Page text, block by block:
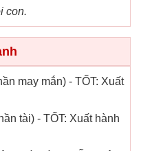
con.
may mắn) - TỐT: Xuất
tài) - TỐT: Xuất hành